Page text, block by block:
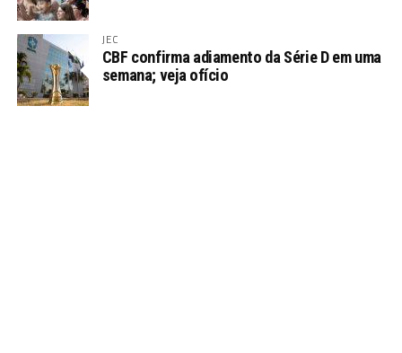
JEC
CBF confirma adiamento da Série D em uma
semana; veja ofício